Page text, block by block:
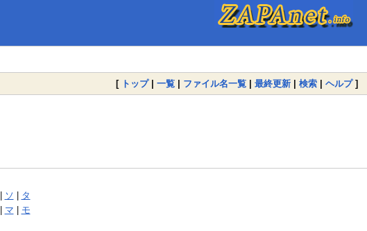
[ トップ| 一覧 | ファイル名一覧 | 最終更新 | 検索 | ヘルプ]
ソ
タ
マ
モ